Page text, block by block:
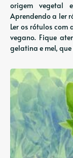
origem vegetal
Aprendendo a ler
Ler os rótulos
vegano. Fique
gelatina e mel,